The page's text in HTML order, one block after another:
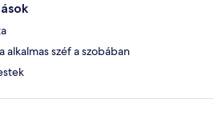
alkalmas széf a szobában